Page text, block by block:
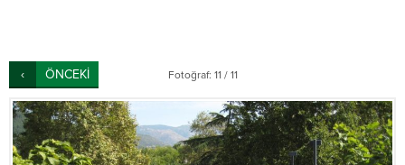
ÖNCEKİ Fotoğraf: 11 / 11